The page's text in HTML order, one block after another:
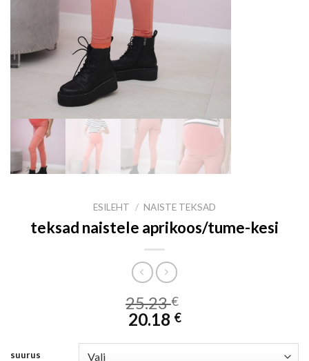
ESILEHT / NAISTE TEKSAD
teksad naistele aprikoos/tume-kesi
25.23€
20.18 €
suurus